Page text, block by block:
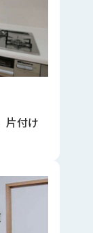
片付け